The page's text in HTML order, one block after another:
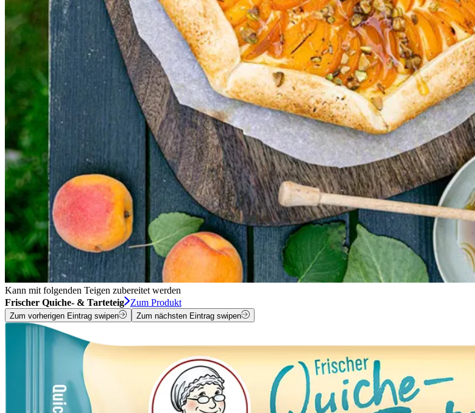
Kann mit folgenden Teigen zubereitet werden
Frischer Quiche- & Tarteteig
Zum Produkt
Zum vorherigen Eintrag swipen Zum nächsten Eintrag swipen